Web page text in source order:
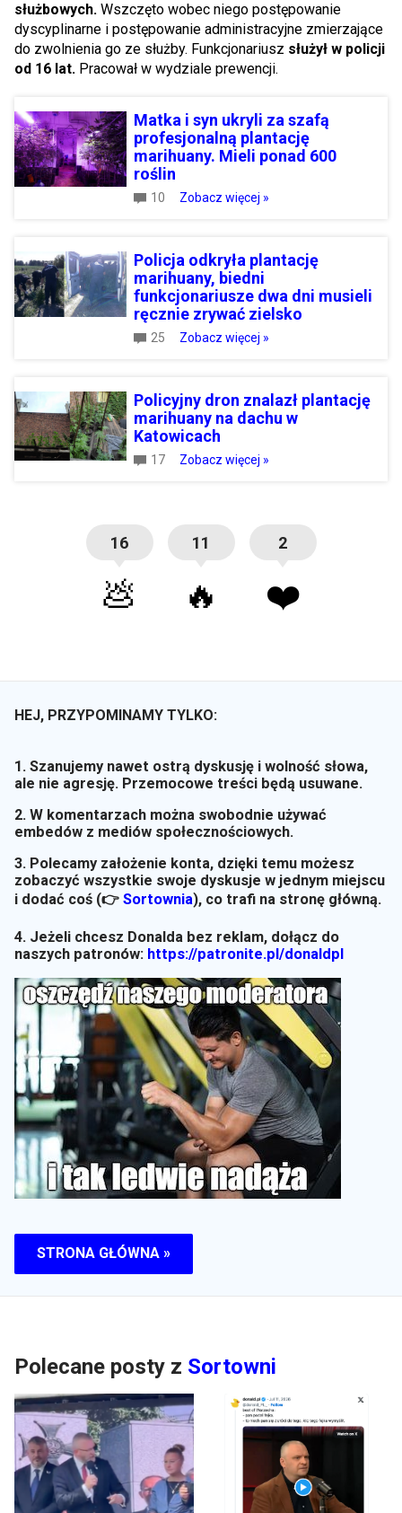
służbowych. Wszczęto wobec niego postępowanie
dyscyplinarne i postępowanie administracyjne zmierzające
do zwolnienia go ze służby. Funkcjonariusz służył w policji
od 16 lat. Pracował w wydziale prewencji.
Matka i syn ukryli za szafą
profesjonalną plantację
marihuany. Mieli ponad 600
roślin
10 Zobacz więcej »
Policja odkryła plantację
marihuany, biedni
funkcjonariusze dwa dni musieli
ręcznie zrywać zielsko
25 Zobacz więcej »
Policyjny dron znalazł plantację
marihuany na dachu w
Katowicach
17 Zobacz więcej »
16
💩
11
🔥
2
❤️
HEJ, PRZYPOMINAMY TYLKO:
1. Szanujemy nawet ostrą dyskusję i wolność słowa,
ale nie agresję. Przemocowe treści będą usuwane.
2. W komentarzach można swobodnie używać
embedów z mediów społecznościowych.
3. Polecamy założenie konta, dzięki temu możesz
zobaczyć wszystkie swoje dyskusje w jednym miejscu
i dodać coś (👉 Sortownia), co trafi na stronę główną.
4. Jeżeli chcesz Donalda bez reklam, dołącz do
naszych patronów: https://patronite.pl/donaldpl
STRONA GŁÓWNA »
Polecane posty z Sortowni